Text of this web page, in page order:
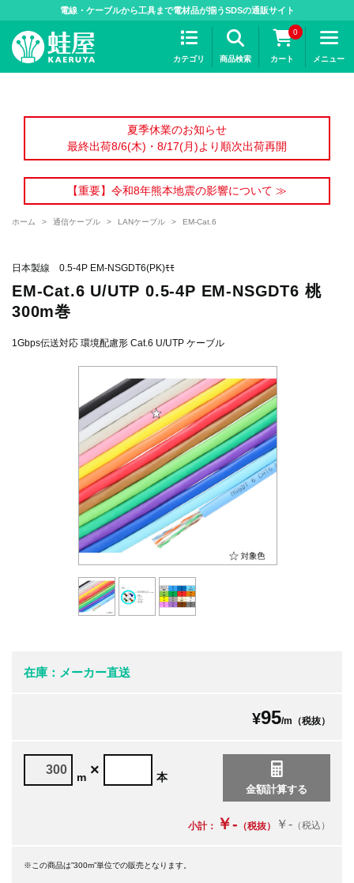
電線・ケーブルから工具まで電材品が揃うSDSの通販サイト
カテゴリ 商品検索
0
カート メニュー
夏季休業のお知らせ
最終出荷8/6(木)・8/17(月)より順次出荷再開
【重要】令和8年熊本地震の影響について ≫
ホーム > 通信ケーブル > LANケーブル > EM-Cat.6
日本製線 0.5-4P EM-NSGDT6(PK)ﾓﾓ
EM-Cat.6 U/UTP 0.5-4P EM-NSGDT6 桃
300m巻
1Gbps伝送対応 環境配慮形 Cat.6 U/UTP ケーブル
在庫：メーカー直送
¥95/m（税抜）
m × 本
小計： ￥- （税抜） ￥- （税込）
※この商品は”300m”単位での販売となります。